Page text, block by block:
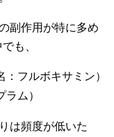
副作用が特に多め
も、
フルボキサミン）
ム）
は頻度が低いた